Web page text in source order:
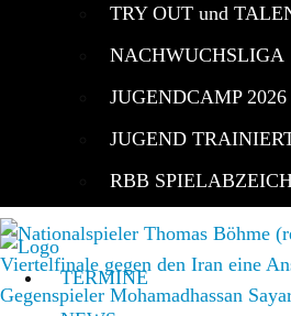
TRY OUT und
NACHWUCHSLIGA
JUGENDCAMP 2026
JUGEND
RBB
TERMINE